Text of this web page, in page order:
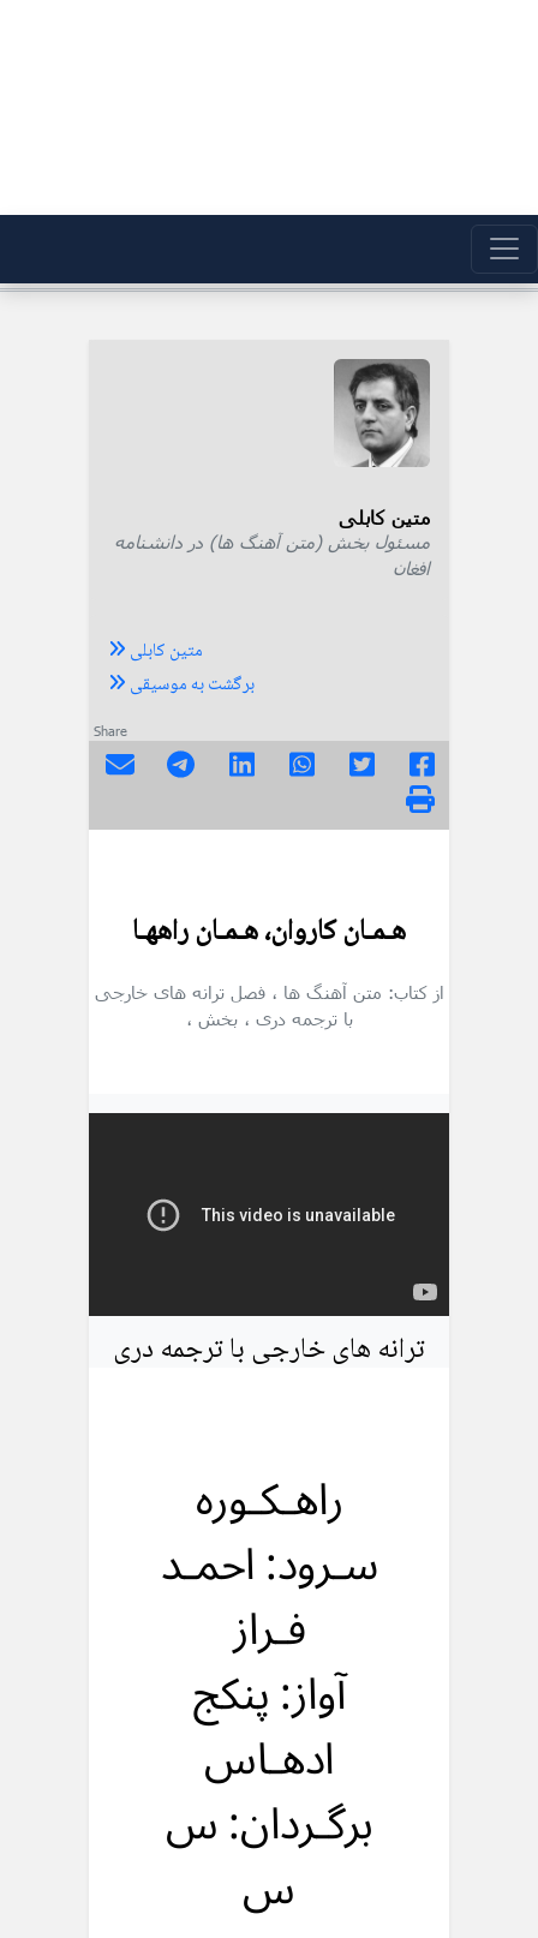
متین کابلی
مسئول بخش (متن آهنگ ها) در دانشنامه
افغان
متین کابلی
برگشت به موسیقی
Share
هـمـان کاروان، هـمـان راههـا
از کتاب: متن آهنگ ها ، فصل ترانه های خارجی
با ترجمه دری ، بخش ،
ترانه های خارجی با ترجمه دری
راهـکـوره
سـرود: احمـد
فـراز
آواز: پنکج
ادهـاس
برگـردان: س
س